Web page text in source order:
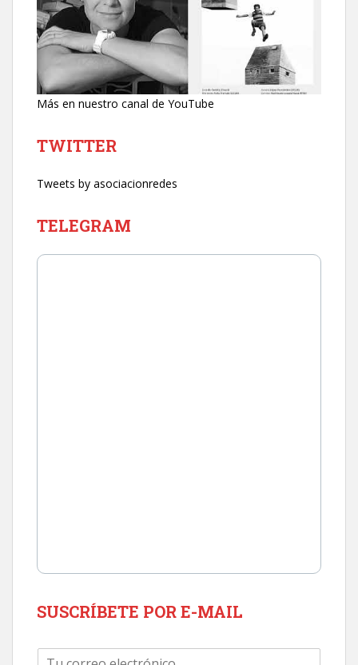
Más en nuestro canal de YouTube
TWITTER
Tweets by asociacionredes
TELEGRAM
SUSCRÍBETE POR E-MAIL